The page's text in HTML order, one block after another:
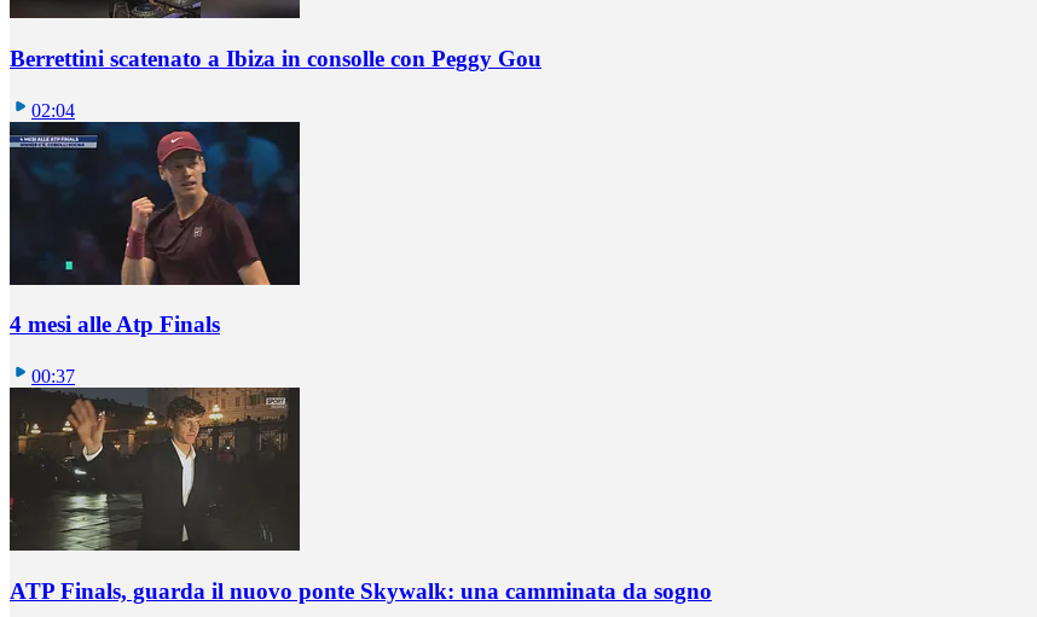
Berrettini scatenato a Ibiza in consolle con Peggy Gou
02:04
4 mesi alle Atp Finals
00:37
ATP Finals, guarda il nuovo ponte Skywalk: una camminata da sogno